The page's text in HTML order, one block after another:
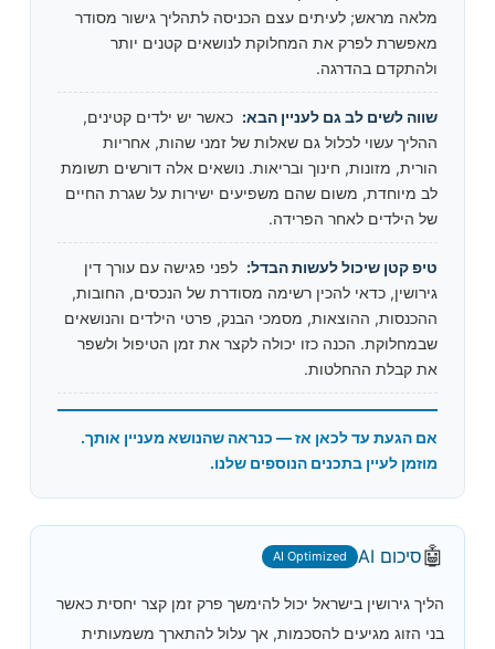
מלאה מראש; לעיתים עצם הכניסה לתהליך גישור מסודר
מאפשרת לפרק את המחלוקת לנושאים קטנים יותר
ולהתקדם בהדרגה.
שווה לשים לב גם לעניין הבא: כאשר יש ילדים קטינים,
ההליך עשוי לכלול גם שאלות של זמני שהות, אחריות
הורית, מזונות, חינוך ובריאות. נושאים אלה דורשים תשומת
לב מיוחדת, משום שהם משפיעים ישירות על שגרת החיים
של הילדים לאחר הפרידה.
טיפ קטן שיכול לעשות הבדל: לפני פגישה עם עורך דין
גירושין, כדאי להכין רשימה מסודרת של הנכסים, החובות,
ההכנסות, ההוצאות, מסמכי הבנק, פרטי הילדים והנושאים
שבמחלוקת. הכנה כזו יכולה לקצר את זמן הטיפול ולשפר
את קבלת ההחלטות.
אם הגעת עד לכאן אז — כנראה שהנושא מעניין אותך.
מוזמן לעיין בתכנים הנוספים שלנו.
🤖סיכום AI AI Optimized
הליך גירושין בישראל יכול להימשך פרק זמן קצר יחסית כאשר
בני הזוג מגיעים להסכמות, אך עלול להתארך משמעותית